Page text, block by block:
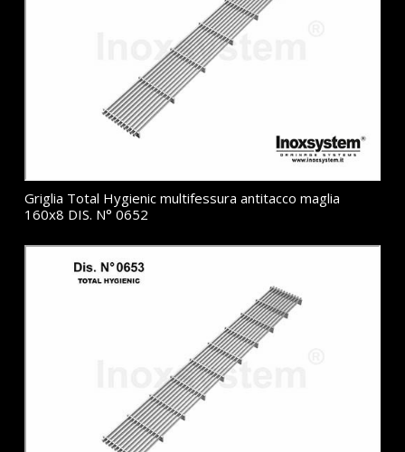
Griglia Total Hygienic multifessura antitacco maglia
160x8 DIS. N° 0652